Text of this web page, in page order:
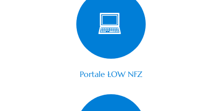
Portale ŁOW NFZ